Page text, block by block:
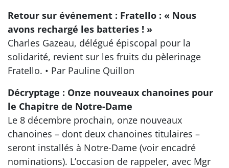
Retour sur événement : Fratello : « Nous
avons rechargé les batteries ! »
Charles Gazeau, délégué épiscopal pour la
solidarité, revient sur les fruits du pèlerinage
Fratello. • Par Pauline Quillon
Décryptage : Onze nouveaux chanoines pour
le Chapitre de Notre-Dame
Le 8 décembre prochain, onze nouveaux
chanoines – dont deux chanoines titulaires –
seront installés à Notre-Dame (voir encadré
nominations). L’occasion de rappeler, avec Mgr